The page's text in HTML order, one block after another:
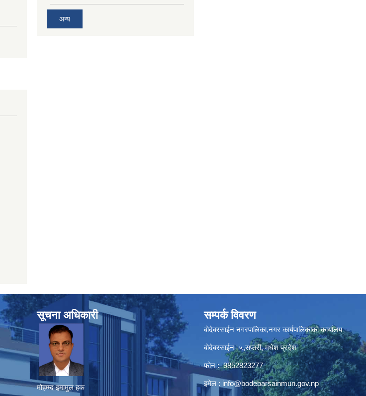
अन्य
सूचना अधिकारी
मोहम्म्द इमामुल हक
सम्पर्क विवरण
बोदेबरसाईन नगरपालिका,नगर कार्यपालिकाको कार्यालय
बोदेबरसाईन -५,सप्तरी, मधेश प्रदेश
फोन : 9852823277
इमेल : info@bodebarsainmun.gov.np